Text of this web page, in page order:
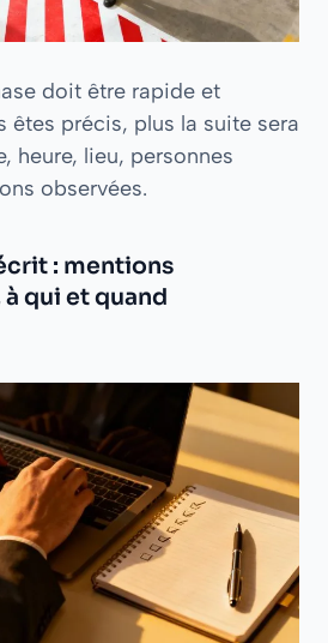
doit être rapide et
êtes précis, plus la suite sera
heure, lieu, personnes
observées.
: mentions
qui et quand